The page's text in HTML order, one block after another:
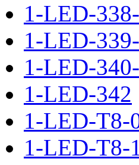
1-LED-
1-LED-
1-LED-
1-LED-342
1-LED-T8-
1-LED-T8-